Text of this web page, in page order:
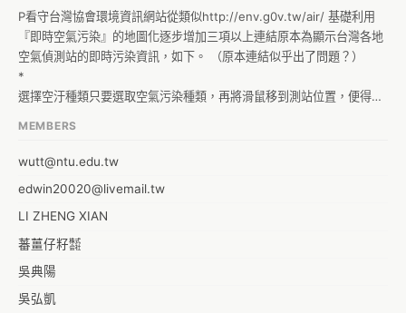
P看守台灣協會環境資訊網站從類似http://env.g0v.tw/air/ 基礎利用
『即時空氣污染』的地圖化逐步增加三項以上連結原本為顯示台灣各地
空氣偵測站的即時污染資訊，如下。 （原本連結似乎出了問題？）
*
選擇空汙種類只要選取空氣污染種類，再將滑鼠移到測站位置，便得到
理位置、開發單位與結論、（B）固定污染源位置與公司資訊與（Ｃ）
知道這三種地理資訊以及當地空氣污染的相關性。
希望的網站呈現結果分列如下：
MEMBERS
wutt@ntu.edu.tw
edwin20020@livemail.tw
LI ZHENG XIAN
蕃薑仔籽㍿
吳典陽
吳弘凱